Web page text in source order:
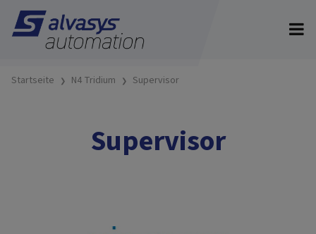
Startseite N4 Tridium Supervisor
Supervisor